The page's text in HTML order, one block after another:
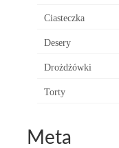
Ciasteczka
Desery
Drożdżówki
Torty
Meta